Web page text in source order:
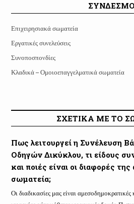
Επιχειρησιακά σωματεία
Εργατικές συνελεύσεις
Συνοποσπονδίες
Κλαδικά – Ομοιοεπαγγελματικά σωματεία
ΣΧΕΤΙΚΑ ΜΕ ΤΟ
Πως λειτουργεί η Συνέλευση
Οδηγών Δικύκλου, τι είδους
και ποιές είναι οι διαφορές
σωματεία;
Οι διαδικασίες μας είναι